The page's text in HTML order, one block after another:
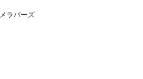
ラバーズ